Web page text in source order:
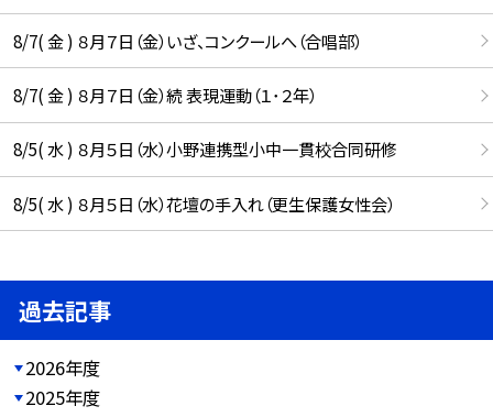
8/7( 金 ) ８月７日（金）いざ、コンクールへ（合唱部）
8/7( 金 ) ８月７日（金）続 表現運動（１･２年）
8/5( 水 ) ８月５日（水）小野連携型小中一貫校合同研修
8/5( 水 ) ８月５日（水）花壇の手入れ（更生保護女性会）
過去記事
2026年度
2025年度